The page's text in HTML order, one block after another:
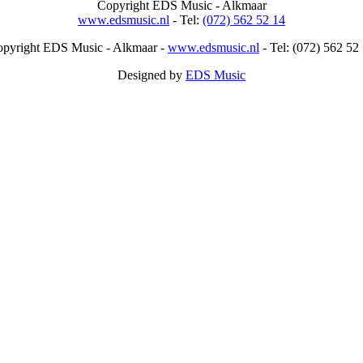
Copyright EDS Music - Alkmaar
www.edsmusic.nl - Tel: (072) 562 52 14
EDS Music - Alkmaar - www.edsmusic.nl - Tel: (072) 562 52
Designed by EDS Music